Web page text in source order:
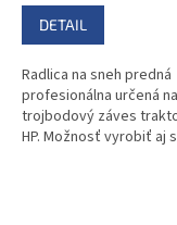
DETAIL
Radlica na sneh predná
profesionálna určená
trojbodový záves
HP. Možnosť vyrobiť aj